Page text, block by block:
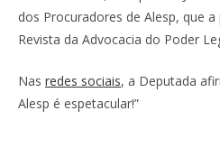
dos Procuradores de Alesp, que
Revista da Advocacia do Poder
Nas redes sociais, a Deputada
Alesp é espetacular!”